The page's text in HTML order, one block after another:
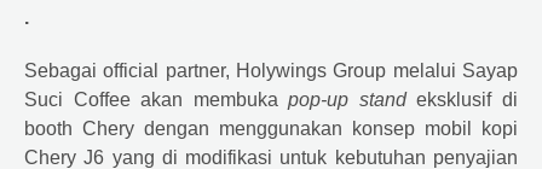
.
Sebagai official partner, Holywings Group melalui Sayap
Suci Coffee akan membukapop-up standeksklusif di
booth Chery dengan menggunakan konsep mobil kopi
Chery J6 yang di modifikasi untuk kebutuhan penyajian